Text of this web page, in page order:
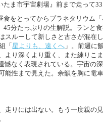
たま市宇宙劇場』前まで走って
食をとってからプラネタリウム
45分たっぷりの生解説。ランと
スルーして新しさと古さが混在
「 星よりも、遠くへ 」。前週に
より深くより重く、また練りこ
なく表現されている。宇宙の
能性まで見えた。余韻を胸に電
走りには出ない。もう一度親の